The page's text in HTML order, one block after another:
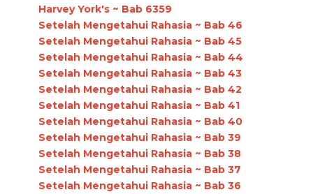
Harvey York's ~ Bab 6359
Setelah Mengetahui Rahasia ~ Bab 46
Setelah Mengetahui Rahasia ~ Bab 45
Setelah Mengetahui Rahasia ~ Bab 44
Setelah Mengetahui Rahasia ~ Bab 43
Setelah Mengetahui Rahasia ~ Bab 42
Setelah Mengetahui Rahasia ~ Bab 41
Setelah Mengetahui Rahasia ~ Bab 40
Setelah Mengetahui Rahasia ~ Bab 39
Setelah Mengetahui Rahasia ~ Bab 38
Setelah Mengetahui Rahasia ~ Bab 37
Setelah Mengetahui Rahasia ~ Bab 36